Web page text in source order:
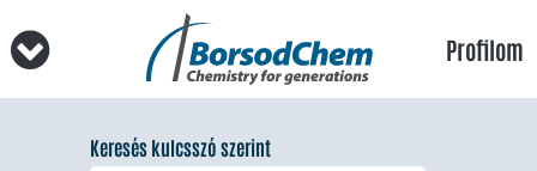
Profilom
Keresés kulcsszó szerint